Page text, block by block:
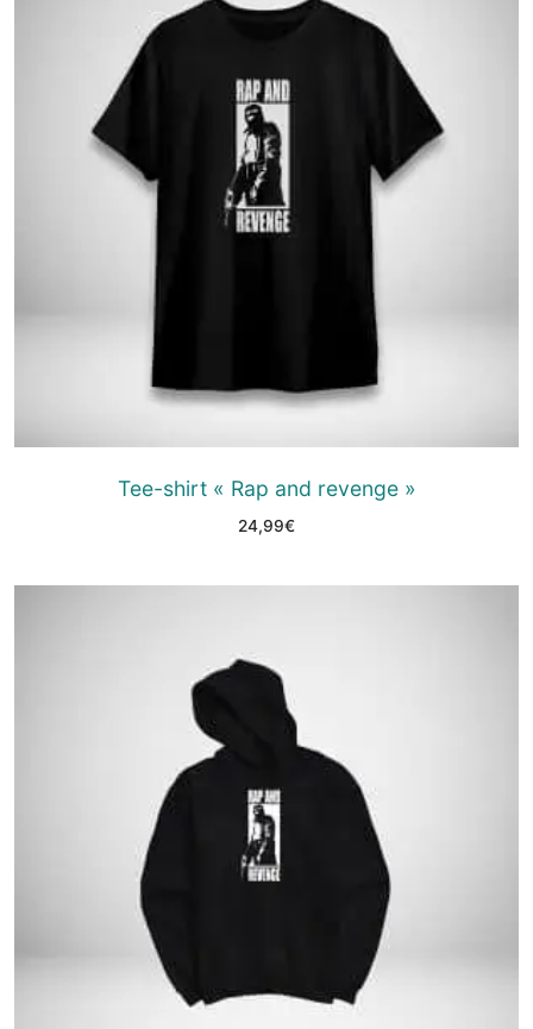
Tee-shirt « Rap and revenge »
24,99€